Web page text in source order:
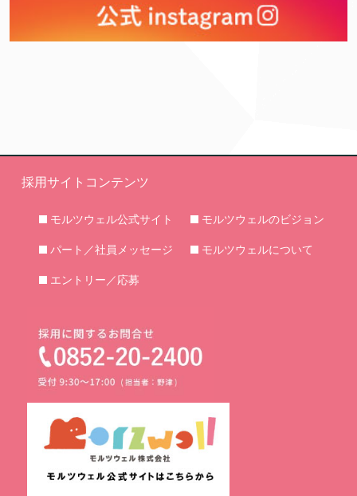
採用サイトコンテンツ
モルツウェル公式サイト モルツウェルのビジョン
パート／社員メッセージ モルツウェルについて
エントリー／応募